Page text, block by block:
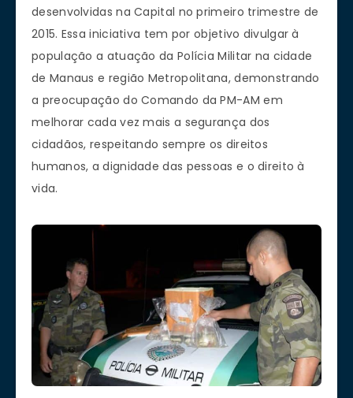
desenvolvidas na Capital no primeiro trimestre de
2015. Essa iniciativa tem por objetivo divulgar à
população a atuação da Polícia Militar na cidade
de Manaus e região Metropolitana, demonstrando
a preocupação do Comando da PM-AM em
melhorar cada vez mais a segurança dos
cidadãos, respeitando sempre os direitos
humanos, a dignidade das pessoas e o direito à
vida.